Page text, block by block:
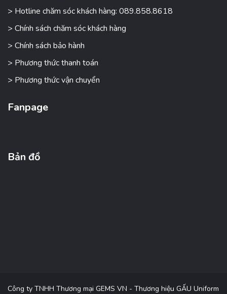
> Hotline chăm sóc khách hàng: 089.858.8618
> Chính sách chăm sóc khách hàng
> Chính sách bảo hành
> Phương thức thanh toán
> Phương thức vận chuyển
Fanpage
Bản đồ
Công ty TNHH Thương mại GEMS VN - Thương hiệu GẤU Uniform